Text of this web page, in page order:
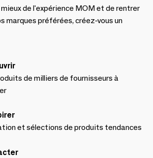
de l'expérience MOM et de rentrer
marques préférées, créez-vous un
de milliers de fournisseurs à
et sélections de produits tendances